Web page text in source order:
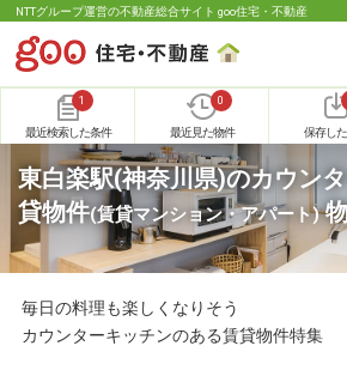
NTTグループ運営の不動産総合サイト goo住宅・不動産
1
最近検索した条件
0
最近見た物件 保存し
東白楽駅(神奈川県)のカウン
貸物件(賃貸マンション・アパート)
毎日の料理も楽しくなりそう
カウンターキッチンのある賃貸物件特集